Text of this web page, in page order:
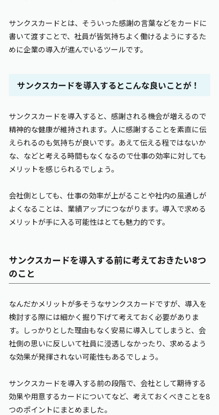
サンクスカードとは、そういった感謝の言葉などをカードに
書いて渡すことで、社員が皆気持ちよく働けるようにするた
めに企業の導入が進んでいるツールです。
サンクスカードを導入するとこんな良いことが！
サンクスカードを導入すると、感謝される機会が増えるので
精神的な健康が維持されます。人に感謝することを素直に伝
えられるのも気持ちが良いです。あえて伝える程ではないか
な、などと考える時間もなくなるので仕事の効率に対しても
メリットを感じられるでしょう。
会社側としても、仕事の効率が上がることや社内の風通しが
よくなることは、業績アップにつながります。導入で求める
メリットが手に入る可能性はとても魅力的です。
サンクスカードを導入する前に考えておきたい8つ
のこと
なんだかメリットが多そうなサンクスカードですが、導入を
検討する際には細かく掘り下げて考えておく必要がありま
す。しっかりとした理由もなく安易に導入してしまうと、会
社側の思いに反しいて社員に浸透しなかったり、求めるよう
な効果が発揮されない可能性もあるでしょう。
サンクスカードを導入する前の段階で、会社として期待する
効果や用意するカードについてなど、考えておくべきことを8
つのポイントにまとめました。